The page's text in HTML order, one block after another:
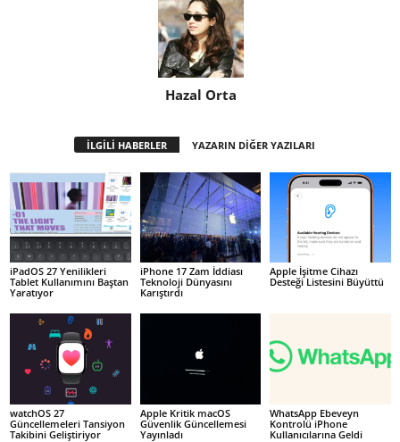
Hazal Orta
İLGİLİ HABERLER YAZARIN DİĞER YAZILARI
iPadOS 27 Yenilikleri
Tablet Kullanımını Baştan
Yaratıyor
iPhone 17 Zam İddiası
Teknoloji Dünyasını
Karıştırdı
Apple İşitme Cihazı
Desteği Listesini Büyüttü
watchOS 27
Güncellemeleri Tansiyon
Takibini Geliştiriyor
Apple Kritik macOS
Güvenlik Güncellemesi
Yayınladı
WhatsApp Ebeveyn
Kontrolü iPhone
Kullanıcılarına Geldi